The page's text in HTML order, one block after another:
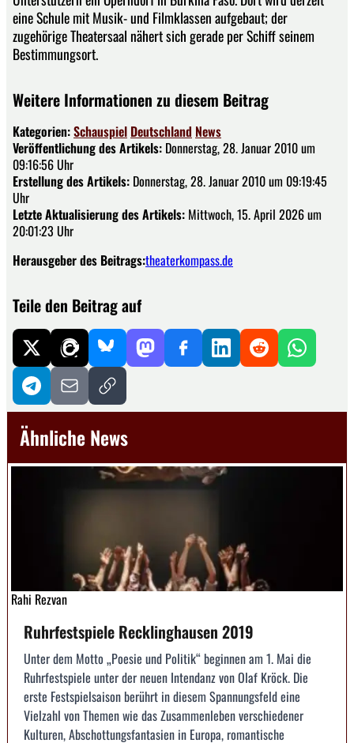
eine Schule mit Musik- und Filmklassen aufgebaut; der
zugehörige Theatersaal nähert sich gerade per Schiff seinem
Bestimmungsort.
Weitere Informationen zu diesem Beitrag
Kategorien:Schauspiel Deutschland News
Veröffentlichung des Artikels: Donnerstag, 28. Januar 2010 um
09:16:56 Uhr
Erstellung des Artikels: Donnerstag, 28. Januar 2010 um 09:19:45
Uhr
Letzte Aktualisierung des Artikels: Mittwoch, 15. April 2026 um
20:01:23 Uhr
Herausgeber des Beitrags:theaterkompass.de
Teile den Beitrag auf
Ähnliche News
Rahi Rezvan
Ruhrfestspiele Recklinghausen 2019
Unter dem Motto „Poesie und Politik“ beginnen am 1. Mai die
Ruhrfestspiele unter der neuen Intendanz von Olaf Kröck. Die
erste Festspielsaison berührt in diesem Spannungsfeld eine
Vielzahl von Themen wie das Zusammenleben verschiedener
Kulturen, Abschottungsfantasien in Europa, romantische